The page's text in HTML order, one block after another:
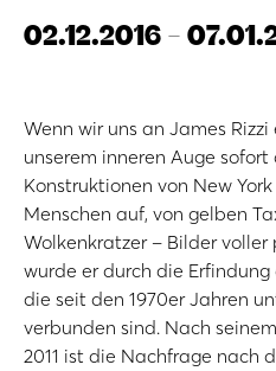
02.12.2016 -
Wenn wir uns an James
unserem inneren Auge
Konstruktionen von New
Menschen auf, von gelben
Wolkenkratzer – Bilder
wurde er durch die
die seit den 1970er Jahren
verbunden sind. Nach
2011 ist die Nachfrage nach